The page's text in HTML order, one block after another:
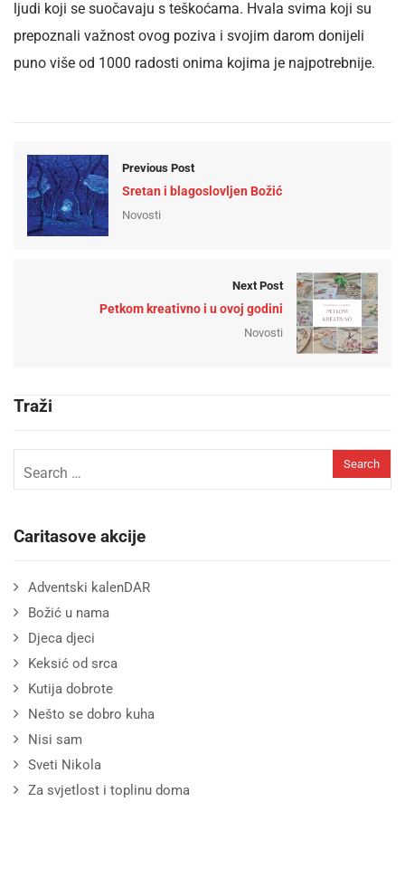
ljudi koji se suočavaju s teškoćama. Hvala svima koji su
prepoznali važnost ovog poziva i svojim darom donijeli
puno više od 1000 radosti onima kojima je najpotrebnije.
Previous Post
Sretan i blagoslovljen Božić
Novosti
Next Post
Petkom kreativno i u ovoj godini
Novosti
Traži
Caritasove akcije
Adventski kalenDAR
Božić u nama
Djeca djeci
Keksić od srca
Kutija dobrote
Nešto se dobro kuha
Nisi sam
Sveti Nikola
Za svjetlost i toplinu doma